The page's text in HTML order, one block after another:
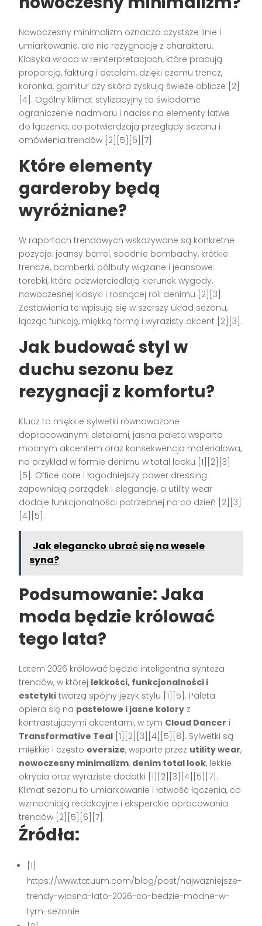
Nowoczesny minimalizm oznacza czystsze linie i
umiarkowanie, ale nie rezygnację z charakteru.
Klasyka wraca w reinterpretacjach, które pracują
proporcją, fakturą i detalem, dzięki czemu trencz,
koronka, garnitur czy skóra zyskują świeże oblicze [2]
[4]. Ogólny klimat stylizacyjny to świadome
ograniczenie nadmiaru i nacisk na elementy łatwe
do łączenia, co potwierdzają przeglądy sezonu i
omówienia trendów [2][5][6][7].
Które elementy
garderoby będą
wyróżniane?
W raportach trendowych wskazywane są konkretne
pozycje: jeansy barrel, spodnie bombachy, krótkie
trencze, bomberki, półbuty wiązane i jeansowe
torebki, które odzwierciedlają kierunek wygody,
nowoczesnej klasyki i rosnącej roli denimu [2][3].
Zestawienia te wpisują się w szerszy układ sezonu,
łącząc funkcję, miękką formę i wyrazisty akcent [2][3].
Jak budować styl w
duchu sezonu bez
rezygnacji z komfortu?
Klucz to miękkie sylwetki równoważone
dopracowanymi detalami, jasna paleta wsparta
mocnym akcentem oraz konsekwencja materiałowa,
na przykład w formie denimu w total looku [1][2][3]
[5]. Office core i łagodniejszy power dressing
zapewniają porządek i elegancję, a utility wear
dodaje funkcjonalności potrzebnej na co dzień [2][3]
[4][5].
Jak elegancko ubrać się na wesele
syna?
Podsumowanie: Jaka
moda będzie królować
tego lata?
Latem 2026 królować będzie inteligentna synteza
trendów, w której lekkości, funkcjonalności i
estetyki tworzą spójny język stylu [1][5]. Paleta
opiera się na pastelowe i jasne kolory z
kontrastującymi akcentami, w tym Cloud Dancer i
Transformative Teal [1][2][3][4][5][8]. Sylwetki są
miękkie i często oversize, wsparte przez utility wear,
nowoczesny minimalizm, denim total look, lekkie
okrycia oraz wyraziste dodatki [1][2][3][4][5][7].
Klimat sezonu to umiarkowanie i łatwość łączenia, co
wzmacniają redakcyjne i eksperckie opracowania
trendów [2][5][6][7].
Źródła:
[1]
https://www.tatuum.com/blog/post/najwazniejsze-
trendy-wiosna-lato-2026-co-bedzie-modne-w-
tym-sezonie